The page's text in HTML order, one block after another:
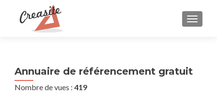
Annuaire de référencement gratuit
Nombre de vues : 419